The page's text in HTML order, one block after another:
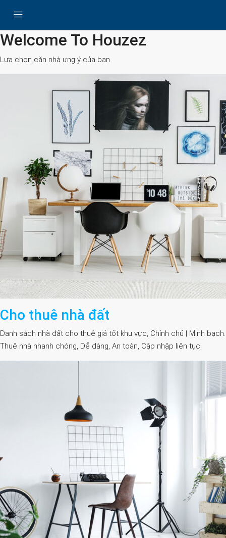
Search
Welcome To Houzez
Lựa chọn căn nhà ưng ý của bạn
Cho thuê nhà đất
Danh sách nhà đất cho thuê giá tốt khu vực, Chính chủ | Minh bạch.
Thuê nhà nhanh chóng, Dễ dàng, An toàn, Cập nhập liên tục.